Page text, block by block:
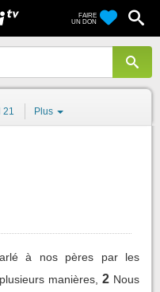
FAIRE
UN DON
21 Plus
à nos pères par les
manières, 2 Nous